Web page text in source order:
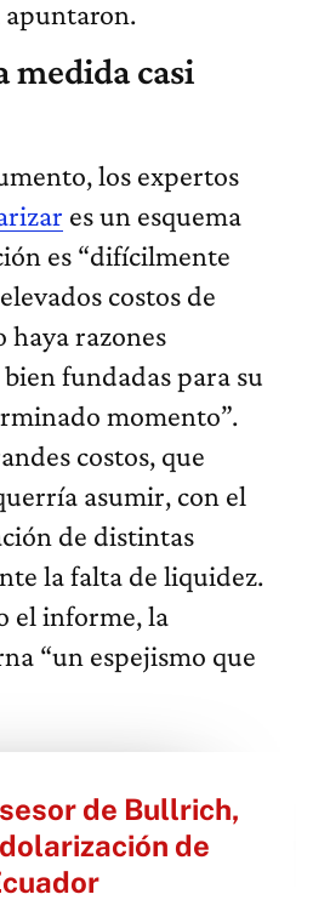
apuntaron.
medida casi
los expertos
es un esquema
es “difícilmente
costos de
haya razones
fundadas para su
momento”.
costos, que
asumir, con el
de distintas
la falta de liquidez.
el informe, la
“un espejismo que
de Bullrich,
de